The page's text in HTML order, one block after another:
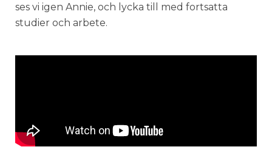
ses vi igen Annie, och lycka till med fortsatta
studier och arbete.